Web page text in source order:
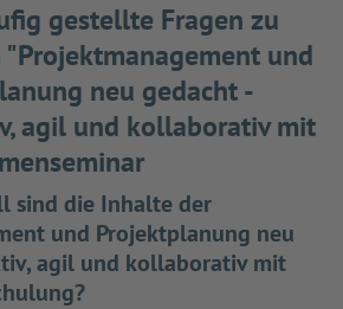
gestellte Fragen zu
"Projektmanagement und
neu gedacht -
agil und kollaborativ mit
sind die Inhalte der
und Projektplanung neu
agil und kollaborativ mit